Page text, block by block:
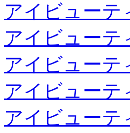
アイビューテ
アイビューテ
アイビューテ
アイビューテ
アイビューテ